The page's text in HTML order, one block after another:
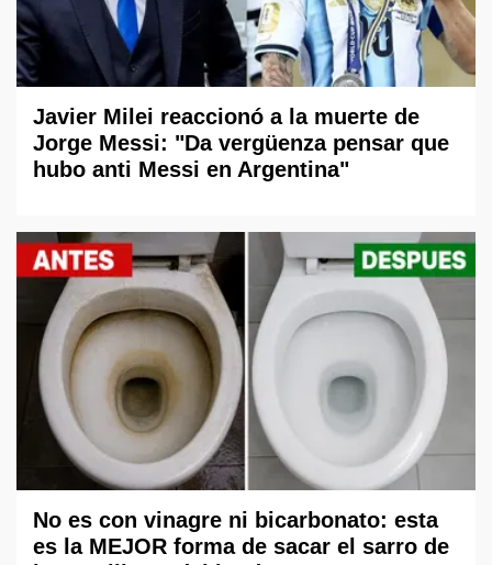
Javier Milei reaccionó a la muerte de
Jorge Messi: "Da vergüenza pensar que
hubo anti Messi en Argentina"
No es con vinagre ni bicarbonato: esta
es la MEJOR forma de sacar el sarro de